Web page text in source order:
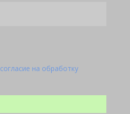
согласие на обработку